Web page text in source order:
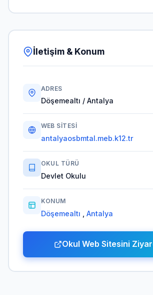
İletişim & Konum
ADRES
Döşemealtı / Antalya
WEB SITESI
antalyaosbmtal.meb.k12.tr
OKUL TÜRÜ
Devlet Okulu
KONUM
Döşemealtı Antalya
Okul Web Sitesini